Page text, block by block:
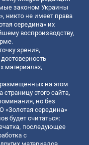
законом Украины
никто не имеет права
середина» их
воспроизводству,
зрения,
материалах,
на этом
этого сайта,
но без
середина»
будет считаться:
последующее
с